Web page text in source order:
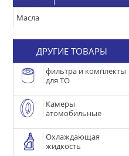
Масла
ДРУГИЕ ТОВАРЫ
фильтра и комплекты
для ТО
Камеры
атомобильные
Охлаждающая
жидкость